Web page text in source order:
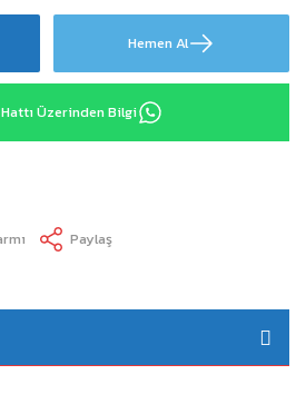
Hemen Al
Üzerinden Bilgi
Paylaş